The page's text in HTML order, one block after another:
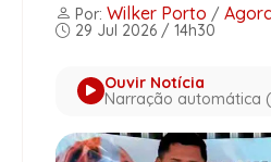
Por: Wilker Porto /
29 Jul 2026 / 14h30
Ouvir Notícia
Narração automática